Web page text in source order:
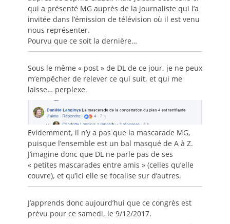
qui a présenté MG auprès de la journaliste qui l’a
invitée dans l’émission de télévision où il est venu
nous représenter.
Pourvu que ce soit la dernière…
Sous le même « post » de DL de ce jour, je ne peux
m’empêcher de relever ce qui suit, et qui me
laisse… perplexe.
Evidemment, il n’y a pas que la mascarade MG,
puisque l’ensemble est un bal masqué de A à Z.
J’imagine donc que DL ne parle pas de ses
« petites mascarades entre amis » (celles qu’elle
couvre), et qu’ici elle se focalise sur d’autres.
J’apprends donc aujourd’hui que ce congrès est
prévu pour ce samedi, le 9/12/2017.